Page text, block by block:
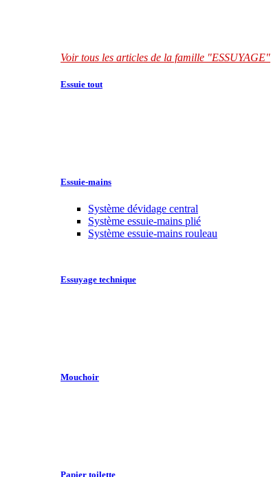
Voir tous les articles de la famille "ESSUYAGE"
Essuie tout
Essuie-mains
Système dévidage central
Système essuie-mains plié
Système essuie-mains rouleau
Essuyage technique
Mouchoir
Papier toilette